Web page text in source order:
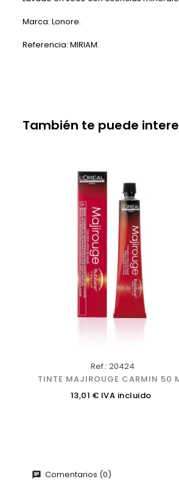
Marca: Lonore.
Referencia: MIRIAM.
También te puede
Ref.: 20424
TINTE MAJIROUGE CARMIN 50
Precio
13,01 € IVA incluido
Comentarios (0)